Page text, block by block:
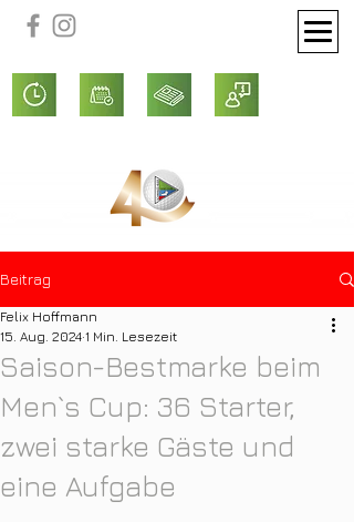
Beitrag
Saison-Bestmarke beim
Men`s Cup: 36 Starter,
zwei starke Gäste und
eine Aufgabe
Felix Hoffmann
15. Aug. 2024 1 Min. Lesezeit